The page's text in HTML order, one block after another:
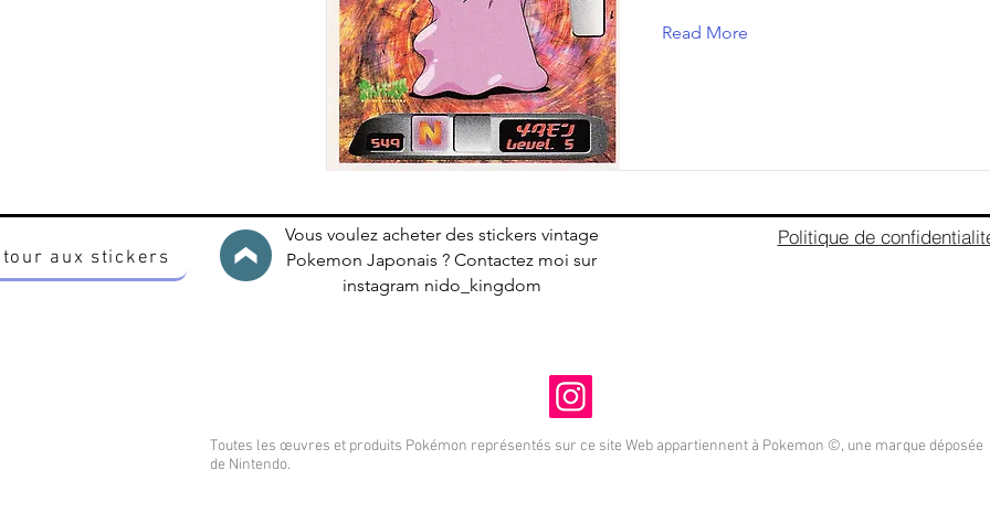
Read More
aux stickers
Vous voulez acheter des stickers vintage
Pokemon Japonais ? Contactez moi sur
instagram nido_kingdom
Politique de
Toutes les œuvres et produits Pokémon représentés sur ce site Web appartiennent à Pokemon ©, une marque déposée
de Nintendo.